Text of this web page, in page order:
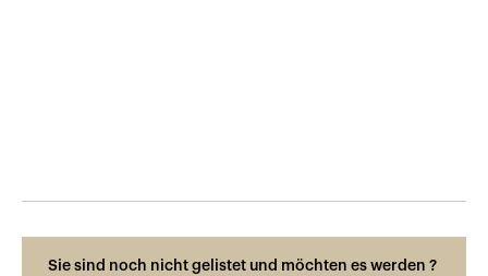
Sie sind noch nicht gelistet und möchten es werden ?